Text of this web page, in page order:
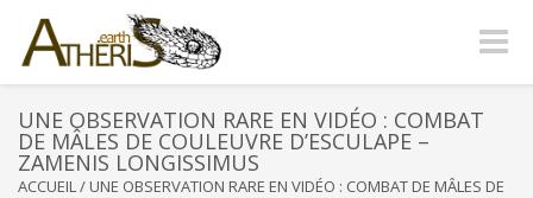
-
UNE OBSERVATION RARE EN VIDÉO : COMBAT
DE MÂLES DE COULEUVRE D’ESCULAPE –
ZAMENIS LONGISSIMUS
ACCUEIL/ UNE OBSERVATION RARE EN VIDÉO : COMBAT DE MÂLES DE